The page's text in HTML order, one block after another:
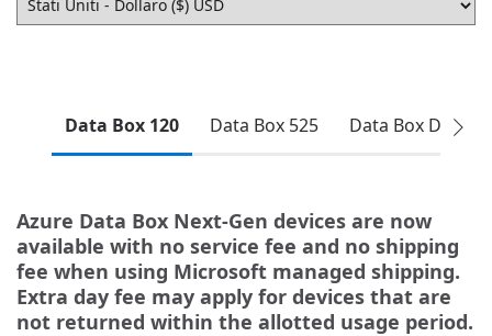
Data Box 120 Data Box 525 Data Box Disk
Azure Data Box Next-Gen devices are now
available with no service fee and no shipping
fee when using Microsoft managed shipping.
Extra day fee may apply for devices that are
not returned within the allotted usage period.